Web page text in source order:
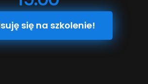
się na szkolenie!